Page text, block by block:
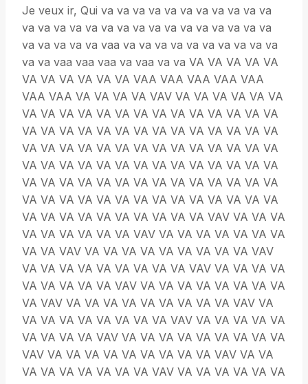
Je veux ir, Qui va va va va va va va va va va va
va va va va va va va va va va va va va va va va
va va va va va vaa va va va va va va va va va va
va va vaa vaa vaa va vaa va va VA VA VA VA VA
VA VA VA VA VA VA VAA VAA VAA VAA VAA
VAA VAA VA VA VA VA VAV VA VA VA VA VA VA
VA VA VA VA VA VA VA VA VA VA VA VA VA VA
VA VA VA VA VA VA VA VA VA VA VA VA VA VA
VA VA VA VA VA VA VA VA VA VA VA VA VA VA
VA VA VA VA VA VA VA VA VA VA VA VA VA VA
VA VA VA VA VA VA VA VA VA VA VA VA VA VA
VA VA VA VA VA VA VA VA VA VA VA VA VA VA
VA VA VA VA VA VA VA VA VA VA VAV VA VA VA
VA VA VA VA VA VA VAV VA VA VA VA VA VA VA
VA VA VAV VA VA VA VA VA VA VA VA VA VAV
VA VA VA VA VA VA VA VA VA VAV VA VA VA VA
VA VA VA VA VA VAV VA VA VA VA VA VA VA VA
VA VAV VA VA VA VA VA VA VA VA VA VAV VA
VA VA VA VA VA VA VA VA VAV VA VA VA VA VA
VA VA VA VA VAV VA VA VA VA VA VA VA VA VA
VAV VA VA VA VA VA VA VA VA VA VAV VA VA
VA VA VA VA VA VA VA VAV VA VA VA VA VA VA